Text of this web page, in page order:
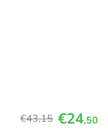
€43,15 €24,50